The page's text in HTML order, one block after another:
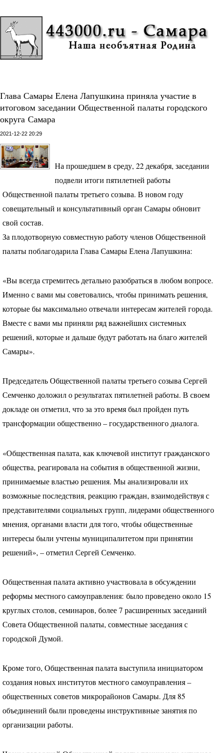
Глава Самары Елена Лапушкина приняла участие в
итоговом заседании Общественной палаты городского
округа Самара
2021-12-22 20:29
На прошедшем в среду, 22 декабря, заседании
подвели итоги пятилетней работы
Общественной палаты третьего созыва. В новом году
совещательный и консультативный орган Самары обновит
свой состав.
За плодотворную совместную работу членов Общественной
палаты поблагодарила Глава Самары Елена Лапушкина:
«Вы всегда стремитесь детально разобраться в любом вопросе.
Именно с вами мы советовались, чтобы принимать решения,
которые бы максимально отвечали интересам жителей города.
Вместе с вами мы приняли ряд важнейших системных
решений, которые и дальше будут работать на благо жителей
Самары».
Председатель Общественной палаты третьего созыва Сергей
Семченко доложил о результатах пятилетней работы. В своем
докладе он отметил, что за это время был пройден путь
трансформации общественно – государственного диалога.
«Общественная палата, как ключевой институт гражданского
общества, реагировала на события в общественной жизни,
принимаемые властью решения. Мы анализировали их
возможные последствия, реакцию граждан, взаимодействуя с
представителями социальных групп, лидерами общественного
мнения, органами власти для того, чтобы общественные
интересы были учтены муниципалитетом при принятии
решений», – отметил Сергей Семченко.
Общественная палата активно участвовала в обсуждении
реформы местного самоуправления: было проведено около 15
круглых столов, семинаров, более 7 расширенных заседаний
Совета Общественной палаты, совместные заседания с
городской Думой.
Кроме того, Общественная палата выступила инициатором
создания новых институтов местного самоуправления –
общественных советов микрорайонов Самары. Для 85
объединений были проведены инструктивные занятия по
организации работы.